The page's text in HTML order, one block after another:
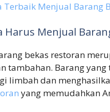
Terbaik Menjual Barang
Harus Menjual
bekas restoran
tambahan. Barang
limbah dan
yang memudahkan